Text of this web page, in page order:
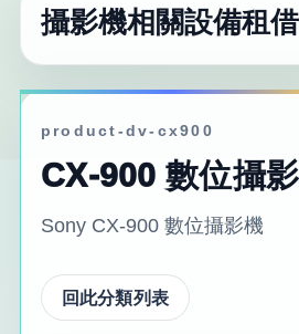
攝影機相關設備租借
product-dv-cx900
CX-900 數位攝
Sony CX-900 數位攝影機
回此分類列表